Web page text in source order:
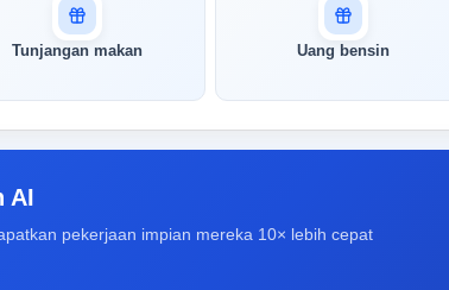
Tunjangan makan Uang bensin
AI
pekerjaan impian mereka 10× lebih cepat